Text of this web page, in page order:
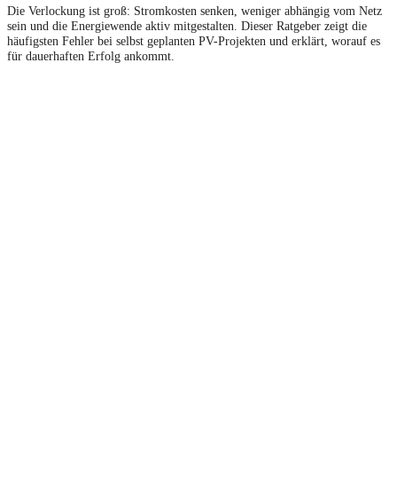
Die Verlockung ist groß: Stromkosten senken, weniger abhängig vom Netz
sein und die Energiewende aktiv mitgestalten. Dieser Ratgeber zeigt die
häufigsten Fehler bei selbst geplanten PV-Projekten und erklärt, worauf es
für dauerhaften Erfolg ankommt.